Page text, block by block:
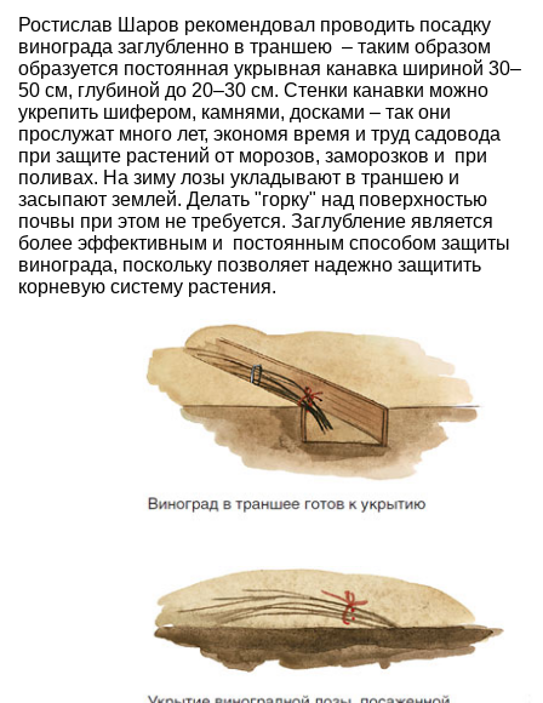
Ростислав Шаров рекомендовал проводить посадку
винограда заглубленно в траншею – таким образом
образуется постоянная укрывная канавка шириной 30–
50 см, глубиной до 20–30 см. Стенки канавки можно
укрепить шифером, камнями, досками – так они
прослужат много лет, экономя время и труд садовода
при защите растений от морозов, заморозков и при
поливах. На зиму лозы укладывают в траншею и
засыпают землей. Делать "горку" над поверхностью
почвы при этом не требуется. Заглубление является
более эффективным и постоянным способом защиты
винограда, поскольку позволяет надежно защитить
корневую систему растения.